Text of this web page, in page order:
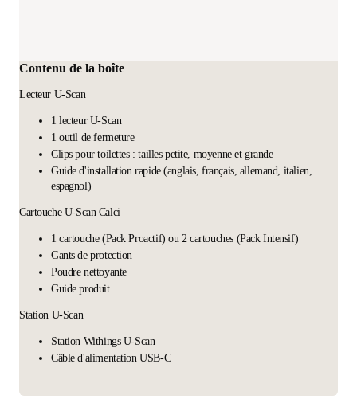
Contenu de la boîte
Lecteur U-Scan
1 lecteur U-Scan
1 outil de fermeture
Clips pour toilettes : tailles petite, moyenne et grande
Guide d'installation rapide (anglais, français, allemand, italien,
espagnol)
Cartouche U-Scan Calci
1 cartouche (Pack Proactif) ou 2 cartouches (Pack Intensif)
Gants de protection
Poudre nettoyante
Guide produit
Station U-Scan
Station Withings U-Scan
Câble d'alimentation USB-C